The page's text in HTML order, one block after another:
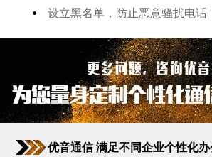
• 设立黑名单，防止恶意骚扰电话
优音通信 满足不同企业个性化办